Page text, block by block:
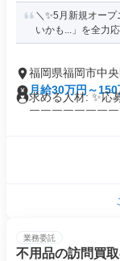
＼✨5月新規オー
いかも...」を全力
福岡県福岡市中央
月給30万円～150
求める人材: ✨応
￣￣￣￣￣￣￣￣
業務委託
不用品の訪問買